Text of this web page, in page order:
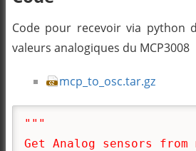
Code pour recevoir via python
valeurs analogiques du MCP3008
mcp_to_osc.tar.gz
"""
Get Analog sensors from